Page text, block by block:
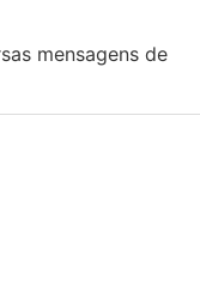
mensagens de